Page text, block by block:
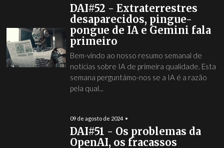
DAI#52 - Extraterrestres
desaparecidos, pingue-
pongue de IA e Gemini fala
primeiro
Bem-vindo ao nosso resumo semanal de
notícias sobre IA de primeira qualidade. Esta
semana perguntámo-nos se a IA é a razão
pela qual...
09 de agosto de 2024
DAI#51 - Os problemas da
OpenAI, os fracassos